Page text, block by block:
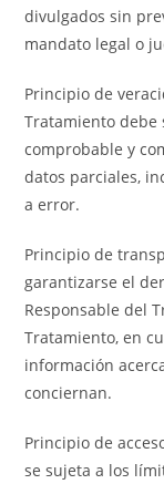
divulgados sin
mandato legal o
Principio de
Tratamiento debe
comprobable y
datos parciales,
a error.
Principio de
garantizarse el
Responsable del
Tratamiento, en
información
conciernan.
Principio de
se sujeta a los